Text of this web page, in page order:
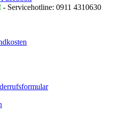
- Servicehotline: 0911 4310630